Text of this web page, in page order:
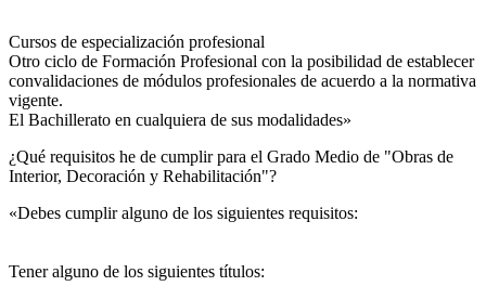
Cursos de especialización profesional
Otro ciclo de Formación Profesional con la posibilidad de establecer
convalidaciones de módulos profesionales de acuerdo a la normativa
vigente.
El Bachillerato en cualquiera de sus modalidades»
¿Qué requisitos he de cumplir para el Grado Medio de "Obras de
Interior, Decoración y Rehabilitación"?
«Debes cumplir alguno de los siguientes requisitos:
Tener alguno de los siguientes títulos: